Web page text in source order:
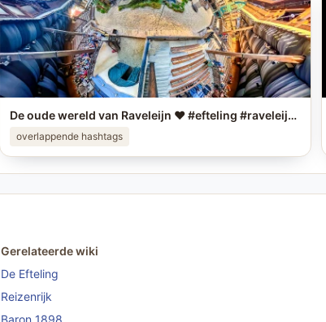
De oude wereld van Raveleijn ❤️ #efteling #raveleijn #themeparks
overlappende hashtags
Gerelateerde wiki
De Efteling
Reizenrijk